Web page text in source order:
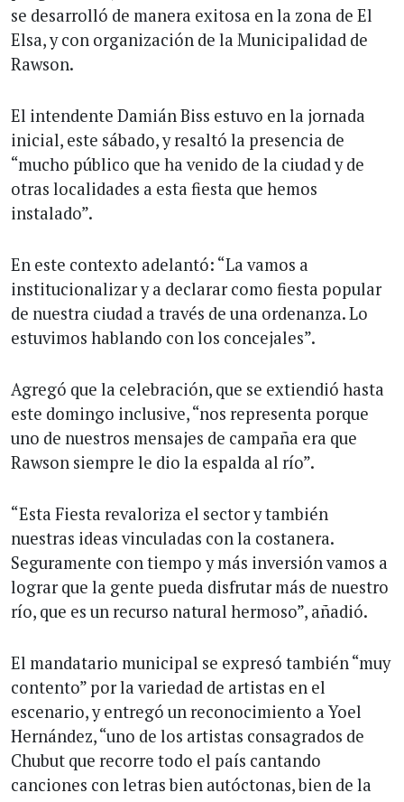
se desarrolló de manera exitosa en la zona de El
Elsa, y con organización de la Municipalidad de
Rawson.
El intendente Damián Biss estuvo en la jornada
inicial, este sábado, y resaltó la presencia de
“mucho público que ha venido de la ciudad y de
otras localidades a esta fiesta que hemos
instalado”.
En este contexto adelantó: “La vamos a
institucionalizar y a declarar como fiesta popular
de nuestra ciudad a través de una ordenanza. Lo
estuvimos hablando con los concejales”.
Agregó que la celebración, que se extiendió hasta
este domingo inclusive, “nos representa porque
uno de nuestros mensajes de campaña era que
Rawson siempre le dio la espalda al río”.
“Esta Fiesta revaloriza el sector y también
nuestras ideas vinculadas con la costanera.
Seguramente con tiempo y más inversión vamos a
lograr que la gente pueda disfrutar más de nuestro
río, que es un recurso natural hermoso”, añadió.
El mandatario municipal se expresó también “muy
contento” por la variedad de artistas en el
escenario, y entregó un reconocimiento a Yoel
Hernández, “uno de los artistas consagrados de
Chubut que recorre todo el país cantando
canciones con letras bien autóctonas, bien de la